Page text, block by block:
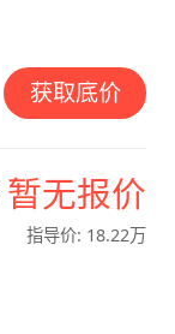
获取底价
暂无报价
指导价: 18.22万